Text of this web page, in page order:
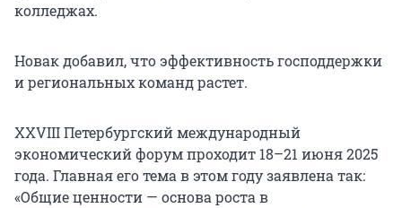
колледжах.
Новак добавил, что эффективность господдержки
и региональных команд растет.
XXVIII Петербургский международный
экономический форум проходит 18–21 июня 2025
года. Главная его тема в этом году заявлена так:
«Общие ценности — основа роста в